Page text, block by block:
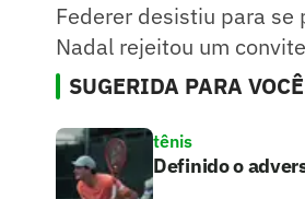
Federer desistiu para se
Nadal rejeitou um
SUGERIDA PARA
tênis
Definido o